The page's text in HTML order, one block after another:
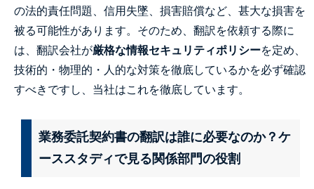
の法的責任問題、信用失墜、損害賠償など、甚大な損害を
被る可能性があります。そのため、翻訳を依頼する際に
は、翻訳会社が厳格な情報セキュリティポリシーを定め、
技術的・物理的・人的な対策を徹底しているかを必ず確認
すべきですし、当社はこれを徹底しています。
業務委託契約書の翻訳は誰に必要なのか？ケ
ーススタディで見る関係部門の役割